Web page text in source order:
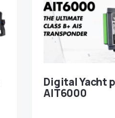
Digital Yacht
AIT6000